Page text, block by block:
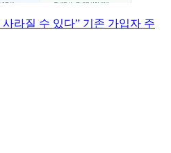
사라질 수 있다” 기존 가입자 주